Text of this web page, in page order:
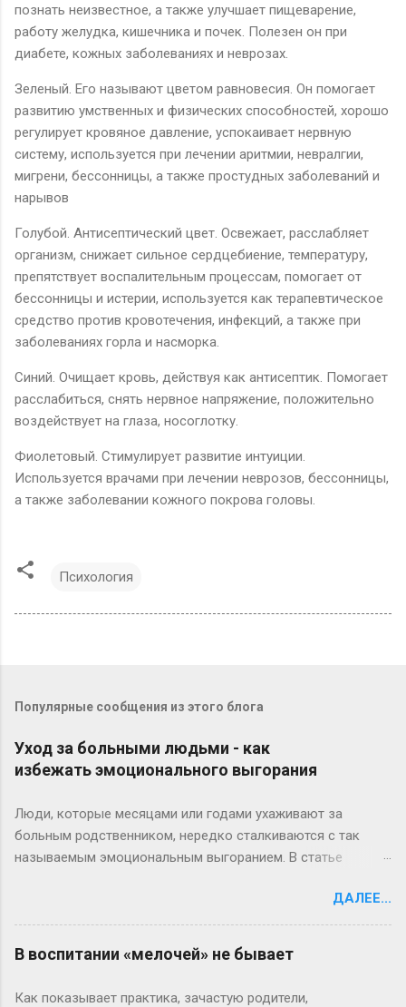
познать неизвестное, а также улучшает пищеварение,
работу желудка, кишечника и почек. Полезен он при
диабете, кожных заболеваниях и неврозах.
Зеленый. Его называют цветом равновесия. Он помогает
развитию умственных и физических способностей, хорошо
регулирует кровяное давление, успокаивает нервную
систему, используется при лечении аритмии, невралгии,
мигрени, бессонницы, а также простудных заболеваний и
нарывов
Голубой. Антисептический цвет. Освежает, расслабляет
организм, снижает сильное сердцебиение, температуру,
препятствует воспалительным процессам, помогает от
бессонницы и истерии, используется как терапевтическое
средство против кровотечения, инфекций, а также при
заболеваниях горла и насморка.
Синий. Очищает кровь, действуя как антисептик. Помогает
расслабиться, снять нервное напряжение, положительно
воздействует на глаза, носоглотку.
Фиолетовый. Стимулирует развитие интуиции.
Используется врачами при лечении неврозов, бессонницы,
а также заболевании кожного покрова головы.
Психология
Популярные сообщения из этого блога
Уход за больными людьми - как
избежать эмоционального выгорания
Люди, которые месяцами или годами ухаживают за
больным родственником, нередко сталкиваются с так
называемым эмоциональным выгоранием. В статье
которые помогут вам избежать этого тяжелого состояния.
1. Выделяйте время для себя. Ежедневно посвящая себя
заботе о больном, не забывайте уделять себе хотя бы
ДАЛЕЕ...
В воспитании «мелочей» не бывает
Как показывает практика, зачастую родители,